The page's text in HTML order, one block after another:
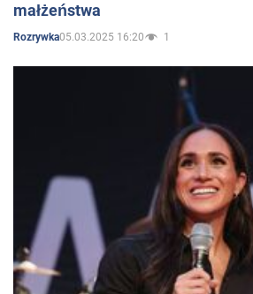
małżeństwa
Rozrywka05.03.2025 16:20 1